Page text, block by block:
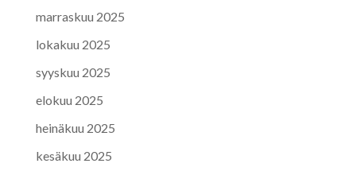
marraskuu 2025
lokakuu 2025
syyskuu 2025
elokuu 2025
heinäkuu 2025
kesäkuu 2025